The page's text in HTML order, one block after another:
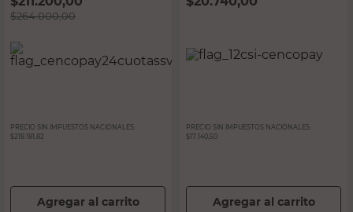
$264.000,00
PRECIO SIN IMPUESTOS NACIONALES:
$218.181,82
Agregar al carrito
PRECIO SIN IMPUESTOS NACIONALES:
$17.140,50
Agregar al carrito